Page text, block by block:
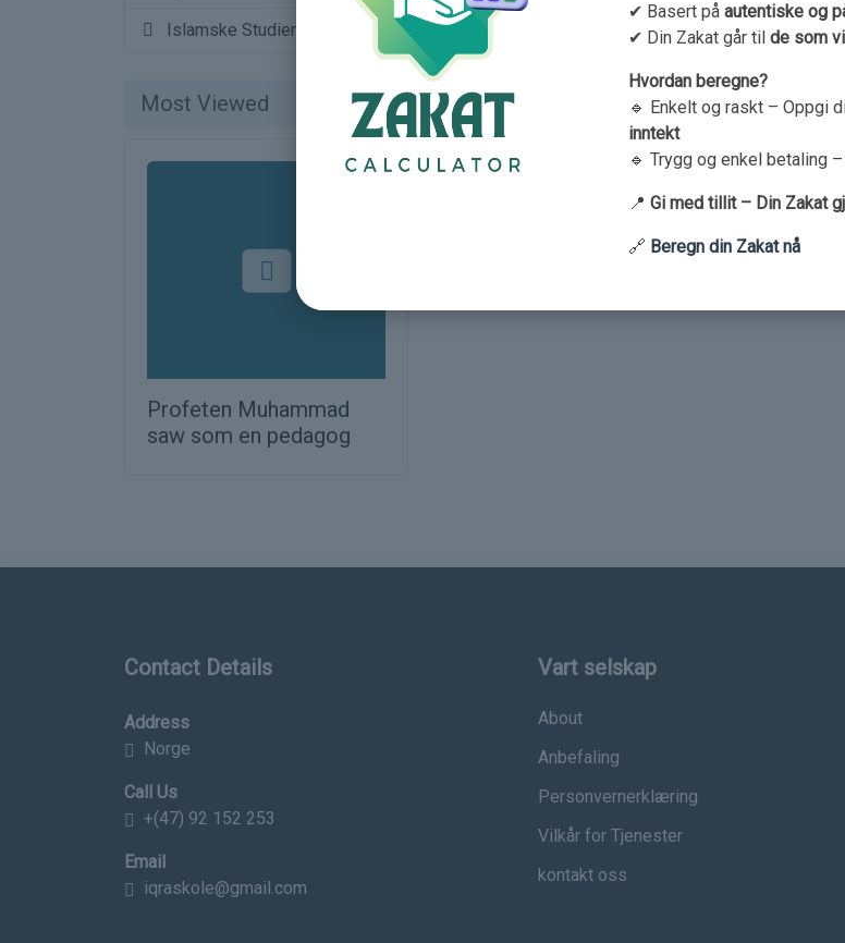
Islamske Studier
Most Viewed
Profeten Muhammad
saw som en pedagog
✔ Basert på autentiske og
✔ Din Zakat går til de som
Hvordan beregne?
🔹 Enkelt og raskt – Oppgi
inntekt
🔹 Trygg og enkel betaling
📍 Gi med tillit – Din Zakat
🔗 Beregn din Zakat nå
Contact Details
Address
Norge
Call Us
+(47) 92 152 253
Email
iqraskole@gmail.com
Vart selskap
About
Anbefaling
Personvernerklæring
Vilkår for Tjenester
kontakt oss